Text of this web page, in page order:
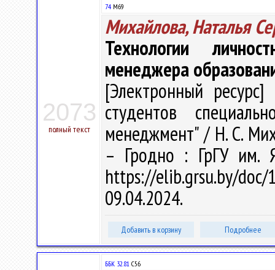
2073
полный текст
74 М69
Михайлова, Наталья
Технологии
менеджера
[Электронный
студентов
менеджмент" / Н. С.
– Гродно : ГрГУ им.
https://elib.grsu.by/
09.04.2024.
Добавить в корзину Подробнее
ББК 32.81 С56